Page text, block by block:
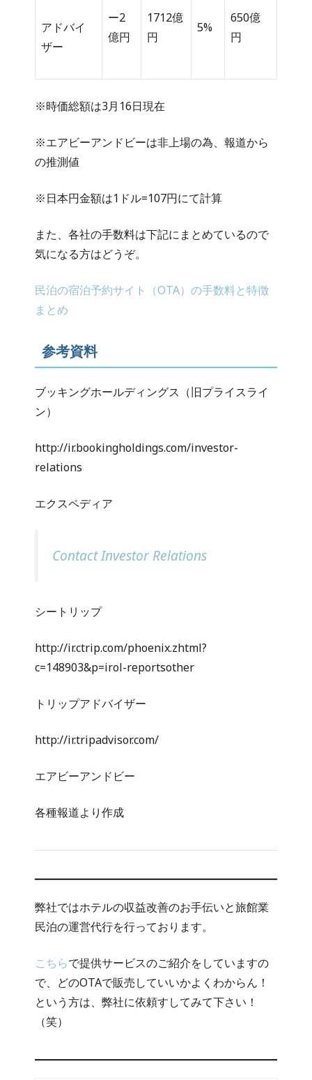
アドバイ
ザー
ー2
億円
1712億
円
5%
650億
円
※時価総額は3月16日現在
※エアビーアンドビーは非上場の為、報道から
の推測値
※日本円金額は1ドル=107円にて計算
また、各社の手数料は下記にまとめているので
気になる方はどうぞ。
民泊の宿泊予約サイト（OTA）の手数料と特徴
まとめ
参考資料
ブッキングホールディングス（旧プライスライ
ン）
http://ir.bookingholdings.com/investor-
relations
エクスペディア
Contact Investor Relations
シートリップ
http://ir.ctrip.com/phoenix.zhtml?
c=148903&p=irol-reportsother
トリップアドバイザー
http://ir.tripadvisor.com/
エアビーアンドビー
各種報道より作成
弊社ではホテルの収益改善のお手伝いと旅館業
民泊の運営代行を行っております。
こちらで提供サービスのご紹介をしていますの
で、どのOTAで販売していいかよくわからん！
という方は、弊社に依頼すしてみて下さい！
（笑）